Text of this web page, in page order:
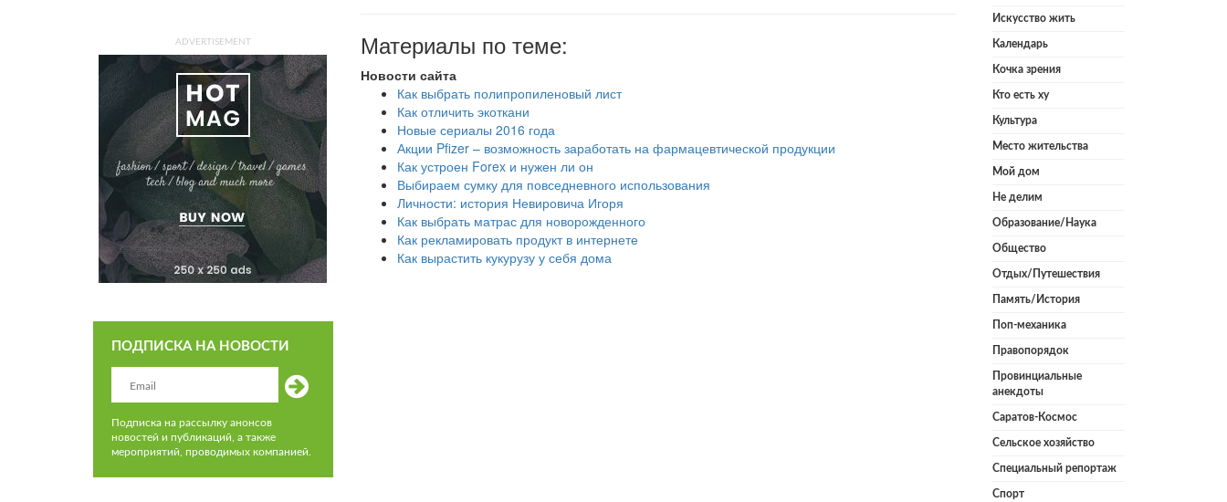
ADVERTISEMENT
ПОДПИСКА НА НОВОСТИ
Подписка на рассылку анонсов
новостей и публикаций, а также
мероприятий, проводимых компанией.
Материалы по теме:
Новости сайта
Как выбрать полипропиленовый лист
Как отличить экоткани
Новые сериалы 2016 года
Акции Pfizer – возможность заработать на фармацевтической продукции
Как устроен Forex и нужен ли он
Выбираем сумку для повседневного использования
Личности: история Невировича Игоря
Как выбрать матрас для новорожденного
Как рекламировать продукт в интернете
Как вырастить кукурузу у себя дома
Искусство жить
Календарь
Кочка зрения
Кто есть ху
Культура
Место жительства
Мой дом
Не делим
Образование/Наука
Общество
Отдых/Путешествия
Память/История
Поп-механика
Правопорядок
Провинциальные
анекдоты
Саратов-Космос
Сельское хозяйство
Специальный репортаж
Спорт